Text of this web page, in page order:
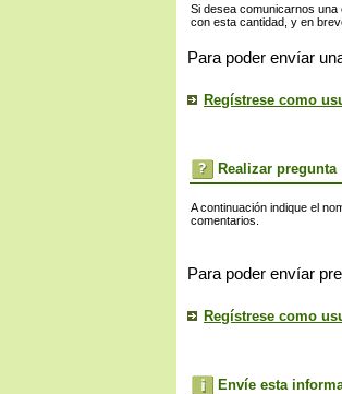
Si desea comunicarnos
con esta cantidad, y en
Para poder envíar
Regístrese como
Realizar pregunta
A continuación indique el
comentarios.
Para poder envíar
Regístrese como
Envíe esta